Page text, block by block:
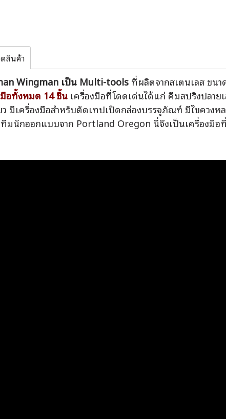
สินค้า
Wingman เป็น Multi-tools ที่ผลิตจากสเตนเลส ขน
อทั้งหมด 14 ชิ้น เครื่องมือที่โดดเด่นได้แก่ คีมสปริงปลา
มีเครื่องมือสำหรับตัดเทปเปิดกล่องบรรจุภัณฑ์ มีไขควง
มนักออกแบบจาก Portland Oregon นี่จึงเป็นเครื่องมือ